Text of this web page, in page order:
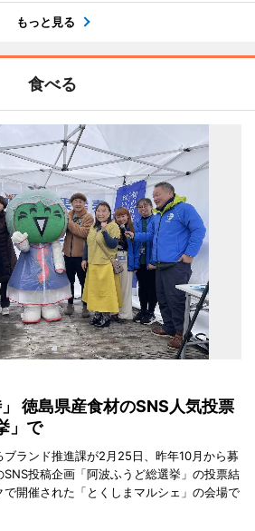
もっと見る
食べる
徳島県産食材のSNS人気投票
」で
ランド推進課が2月25日、昨年10月から募
投稿企画「阿波ふうど総選挙」の投票結
開催された「とくしまマルシェ」の会場で